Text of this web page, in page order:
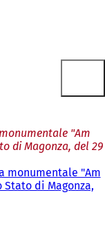
"Am
di Magonza, del 29
monumentale "Am
di Magonza,